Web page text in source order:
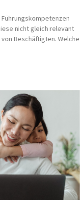
nicht gleich relevant
Beschäftigten. Welche